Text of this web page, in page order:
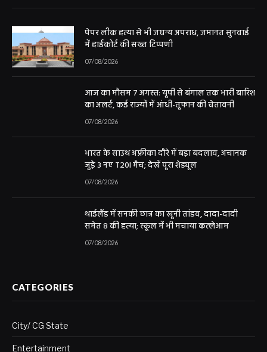
पेपर लीक हत्या से भी जघन्य अपराध, जमानत सुनवाई
में हाईकोर्ट की सख्त टिप्पणी
07/08/2026
आज का मौसम 7 अगस्त: यूपी से बंगाल तक भारी बारिश
का अलर्ट, कई राज्यों में आंधी-तूफान की चेतावनी
07/08/2026
भारत के साउथ अफ्रीका दौरे में बड़ा बदलाव, अचानक
जुड़े 3 नए T20I मैच; देखें पूरा शेड्यूल
07/08/2026
थाईलैंड में सनकी छात्र का खूनी तांडव, दादा-दादी
समेत 8 की हत्या; स्कूल में भी मचाया कत्लेआम
07/08/2026
CATEGORIES
City/ CG State
Entertainment